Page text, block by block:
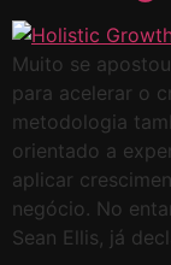
Muito se
para acelerar o
metodologia
orientado a
aplicar
negócio. No
Sean Ellis, já